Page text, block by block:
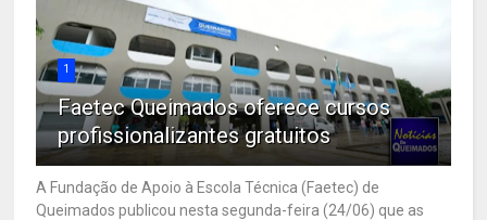
1
Faetec Queimados oferece cursos
profissionalizantes gratuitos
A Fundação de Apoio à Escola Técnica (Faetec) de
Queimados publicou nesta segunda-feira (24/06) que as